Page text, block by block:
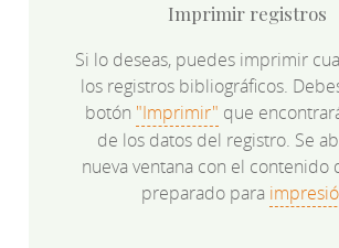
Imprimir registros
Si lo deseas, puedes imprimir
los registros bibliográficos.
botón "Imprimir" que
de los datos del registro. Se
nueva ventana con el contenido
preparado para